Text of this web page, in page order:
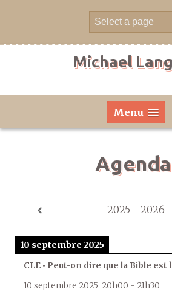
Michael
Menu
Agenda
2025 - 2026
10 septembre 2025
CLE • Peut-on dire que la Bible est
10 septembre 2025 20h00 - 21h30